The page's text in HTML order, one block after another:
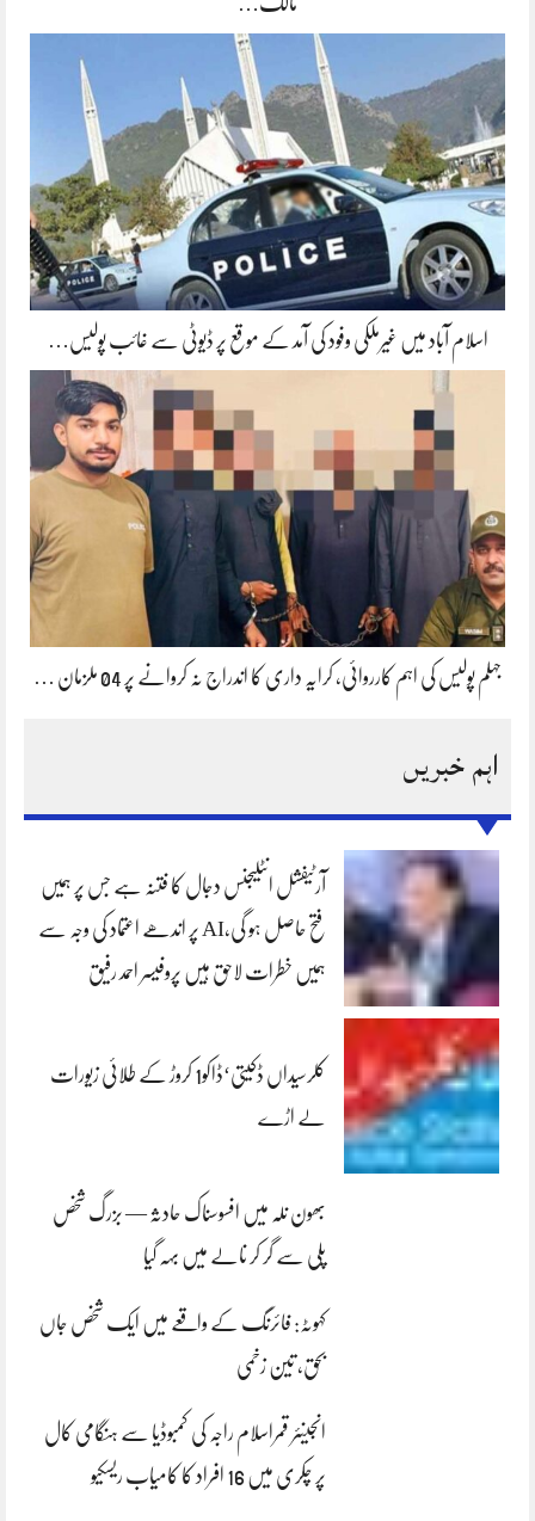
اسلام آباد میں غیرملکی وفود کی آمد کے موقع پر ڈیوٹی سے غائب پولیس…
جہلم پولیس کی اہم کارروائی، کرایہ داری کا اندراج نہ کروانے پر 04 ملزمان …
اہم خبریں
آرٹیفشل انٹلیجنس دجال کا فتنہ ہے جس پر ہمیں
فتح حاصل ہو گی،AI پر اندھے اعتماد کی وجہ سے
ہمیں خطرات لاحق ہیں پروفیسر احمد رفیق
کلرسیداں ڈکیتی‘ڈاکو1 کروڑ کے طلائی زیورات
لے اڑے
بھون نلہ میں افسوسناک حادثہ — بزرگ شخص
پلی سے گر کر نالے میں بہہ گیا
کہوٹہ: فائرنگ کے واقعے میں ایک شخص جاں
بحق، تین زخمی
انجینئر قمراسلام راجہ کی کمبوڈیا سے ہنگامی کال
پر چکری میں 16 افراد کا کامیاب ریسکیو